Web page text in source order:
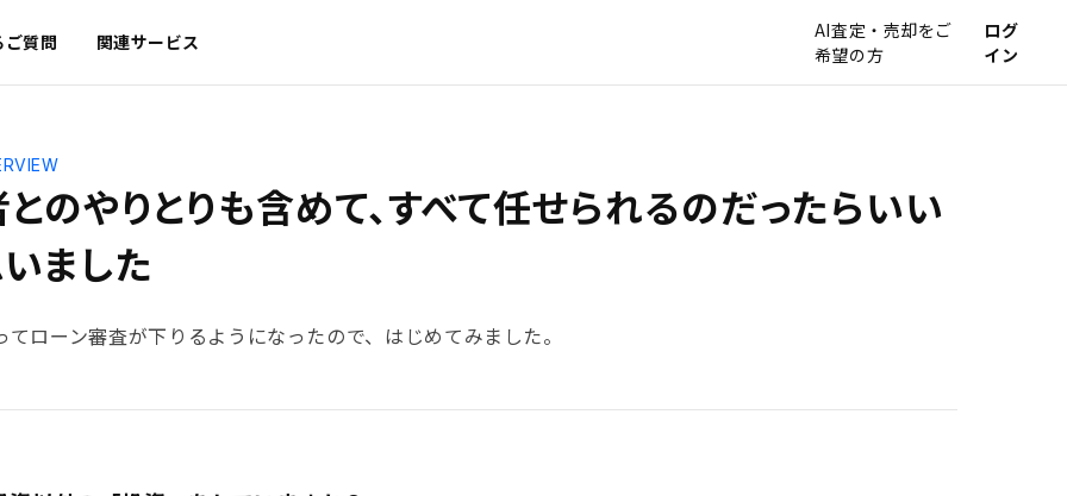
ご質問 関連サービス
AI査定・売却をご
希望の方
ログ
イン
のやりとりも含めて、すべて任せられるのだったらいい
ました
てローン審査が下りるようになったので、はじめてみました。